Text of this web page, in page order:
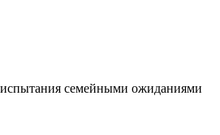
испытания семейными ожиданиями